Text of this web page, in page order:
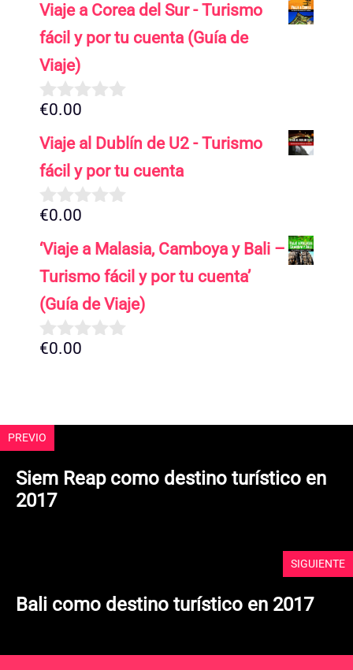
e
5
Viaje a Corea del Sur - Turismo
fácil y por tu cuenta (Guía de
Viaje)
0
e
5
€0.00
Viaje al Dublín de U2 - Turismo
fácil y por tu cuenta
0
e
5
€0.00
‘Viaje a Malasia, Camboya y Bali –
Turismo fácil y por tu cuenta’
(Guía de Viaje)
0
€0.00
PREVIO
Siem Reap como destino turístico en
2017
SIGUIENTE
Bali como destino turístico en 2017